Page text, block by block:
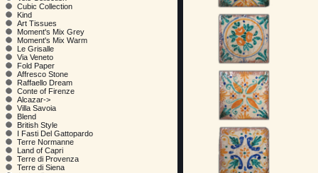
Cubic Collection
Kind
Art Tissues
Moment's Mix Grey
Moment's Mix Warm
Le Grisalle
Via Veneto
Fold Paper
Affresco Stone
Raffaello Dream
Conte of Firenze
Alcazar->
Villa Savoia
Blend
British Style
I Fasti Del Gattopardo
Terre Normanne
Land of Capri
Terre di Provenza
Terre di Siena